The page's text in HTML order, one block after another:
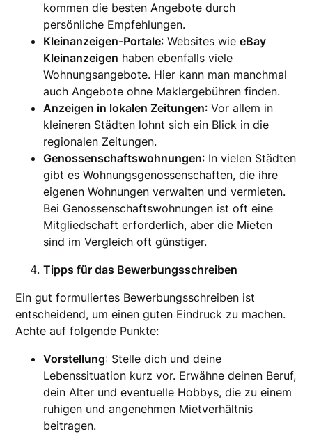
kommen die besten Angebote durch
persönliche Empfehlungen.
Kleinanzeigen-Portale: Websites wieeBay
Kleinanzeigen haben ebenfalls viele
Wohnungsangebote. Hier kann man manchmal
auch Angebote ohne Maklergebühren finden.
Anzeigen in lokalen Zeitungen: Vor allem in
kleineren Städten lohnt sich ein Blick in die
regionalen Zeitungen.
Genossenschaftswohnungen: In vielen Städten
gibt es Wohnungsgenossenschaften, die ihre
eigenen Wohnungen verwalten und vermieten.
Bei Genossenschaftswohnungen ist oft eine
Mitgliedschaft erforderlich, aber die Mieten
sind im Vergleich oft günstiger.
Tipps für das Bewerbungsschreiben
Ein gut formuliertes Bewerbungsschreiben ist
entscheidend, um einen guten Eindruck zu machen.
Achte auf folgende Punkte:
Vorstellung: Stelle dich und deine
Lebenssituation kurz vor. Erwähne deinen Beruf,
dein Alter und eventuelle Hobbys, die zu einem
ruhigen und angenehmen Mietverhältnis
beitragen.